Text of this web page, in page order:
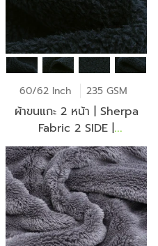
60/62 Inch 235 GSM
ผ้าขนแกะ 2 หน้า | Sherpa
Fabric 2 SIDE |
GT844W0834P60